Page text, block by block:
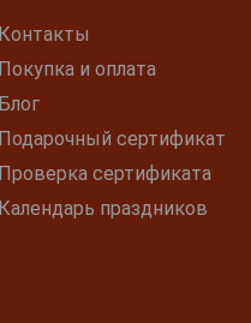
Контакты
Покупка и оплата
Блог
Подарочный сертификат
Проверка сертификата
Календарь праздников